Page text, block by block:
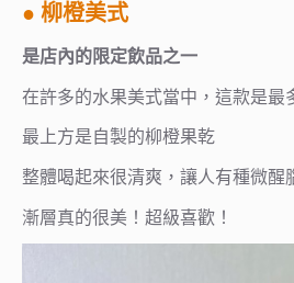
● 柳橙美式
是店內的限定飲品之一
在許多的水果美式當中，這款是最
最上方是自製的柳橙果乾
整體喝起來很清爽，讓人有種微醒
漸層真的很美！超級喜歡！